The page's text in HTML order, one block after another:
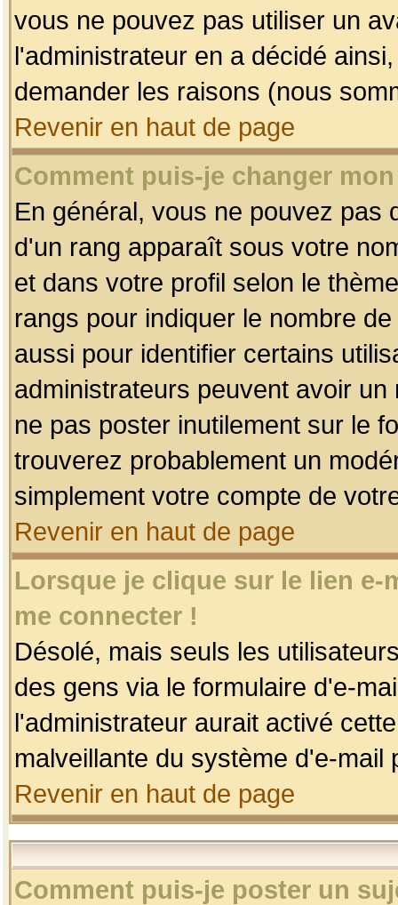
vous ne pouvez pas utiliser un
l'administrateur en a décidé
demander les raisons (nous
Revenir en haut de page
Comment puis-je changer
En général, vous ne pouvez pas
d'un rang apparaît sous votre
et dans votre profil selon le
rangs pour indiquer le nombre
aussi pour identifier certains
administrateurs peuvent avoir
ne pas poster inutilement sur le
trouverez probablement un
simplement votre compte de
Revenir en haut de page
Lorsque je clique sur le lien
me connecter !
Désolé, mais seuls les
des gens via le formulaire d'e-
l'administrateur aurait activé
malveillante du système d'e-
Revenir en haut de page
Comment puis-je poster un